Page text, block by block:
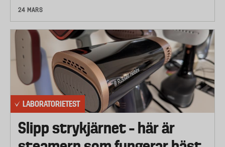
Så tolkas och betygsätts resultatet
Testfaktas betygsättning följer laboratoriets
redovisning men med en skala från 1 till 10 där 10
motsvarar helt rent, inga rester, inga fläckar eller grå
hinna. Betygen från de olika delmomenten har
viktats samman till ett totalbetyg. De olika
delmomenten har fått följande vikt:
Rengöringseffektivitet 60 %
24 MARS
LABORATORIETEST
Slipp strykjärnet – här är